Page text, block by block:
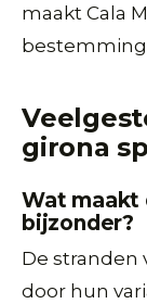
maakt Cala
bestemming
girona
Wat maakt
bijzonder?
De stranden
door hun